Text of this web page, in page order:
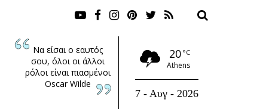
Να είσαι ο εαυτός
σου, όλοι οι άλλοι
ρόλοι είναι πιασμένοι
Oscar Wilde
20 °C
Athens
7 - Αυγ - 2026